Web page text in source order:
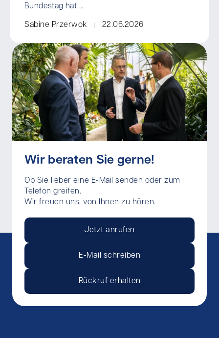
Bundestag hat ...
Sabine Przerwok 22.06.2026
Wir beraten Sie gerne!
Ob Sie lieber eine E-Mail senden oder zum
Telefon greifen.
Wir freuen uns, von Ihnen zu hören.
Jetzt anrufen
E-Mail schreiben
Rückruf erhalten